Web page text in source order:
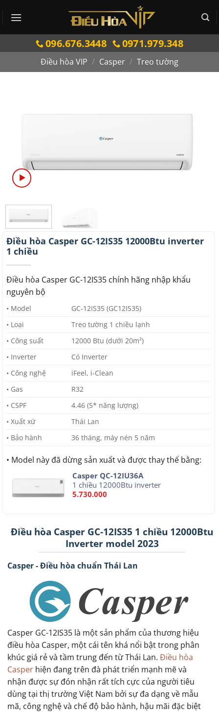
qua
096.676.3448 0971.979.348
Điều hòa VIP / Casper / Treo tường
Điều hòa Casper GC-12IS35 12000Btu inverter
1 chiều
Điều hòa Casper GC-12IS35 chính hãng nhập khẩu
nguyên bộ
• Model
GC-12IS35 (GC12IS35)
• Loại
Treo tường 1 chiều lạnh
• Công suất
12000 Btu (dưới 20m²)
• Inverter
Có Inverter
• Công nghệ
iFeel, i-Clean
• Gas
R32
• CSPF
4.46 (5* năng lượng)
• Xuất xứ
Thái Lan
• Bảo hành
36 tháng, máy nén 5 năm
• Model này đã dừng sản xuất và được thay thế bằng:
Casper QC-12IU36A
1 chiều 12000Btu inverter
5.730.000
Điều hòa Casper GC-12IS35 1 chiều 12000Btu
Inverter model 2023
Casper - Điều hòa chuẩn Thái Lan
Casper GC-12IS35 là một sản phẩm của thương hiệu
điều hòa Casper, một cái tên khá nổi bật trong phân
khúc giá rẻ và tầm trung đến từ Thái Lan. Điều hòa
Casper hiện đang trên đà phát triển mạnh mẽ và
nhận được sự đón nhận rất tích cực của người tiêu
dùng tại thị trường Việt Nam bởi sự đa dạng về mẫu
mã, công nghệ và chế độ bảo hành, hậu mãi đặc biệt